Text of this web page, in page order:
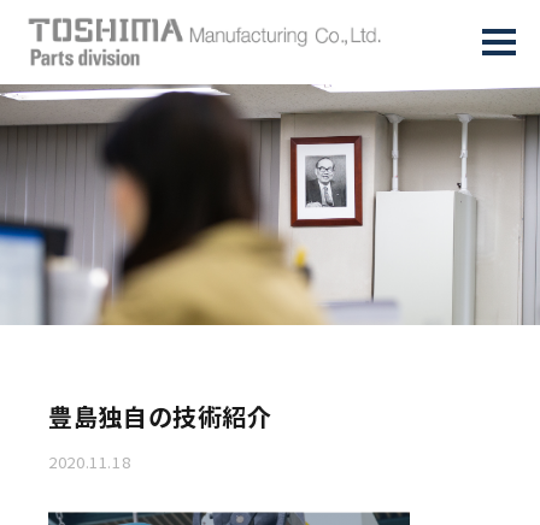
豊島独自の技術紹介
2020.11.18